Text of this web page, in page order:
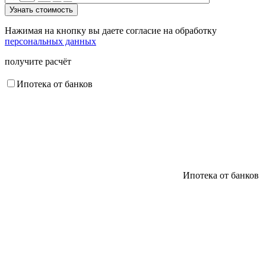
Нажимая на кнопку вы даете согласие на обработку
персональных данных
получите расчёт
Ипотека от банков
Ипотека от банков